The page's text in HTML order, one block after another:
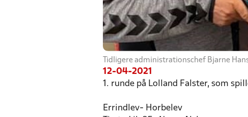
Tidligere administrationschef Bjarne
12-04-2021
1. runde på Lolland Falster, som
Errindlev- Horbelev